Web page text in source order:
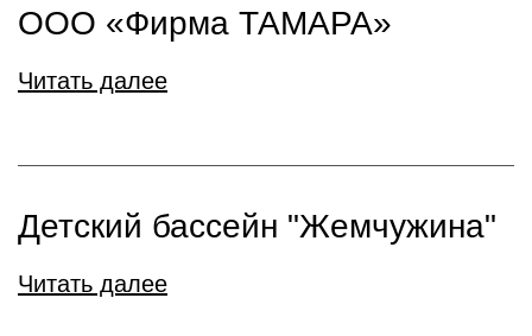
ООО «Фирма ТАМАРА»
Читать далее
Детский бассейн "Жемчужина"
Читать далее